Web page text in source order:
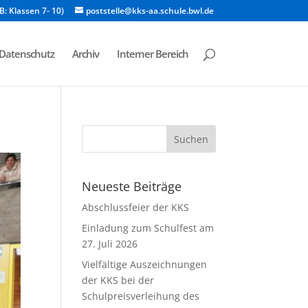
Klassen 7- 10) poststelle@kks-aa.schule.bwl.de
Archiv Interner Bereich
Neueste Beiträge
Abschlussfeier der KKS
Einladung zum Schulfest am
27. Juli 2026
Vielfältige Auszeichnungen
der KKS bei der
Schulpreisverleihung des